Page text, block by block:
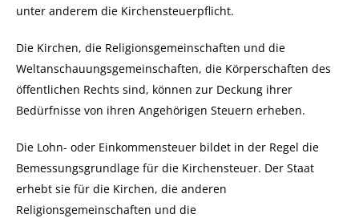
unter anderem die Kirchensteuerpflicht.
Die Kirchen, die Religionsgemeinschaften und die
Weltanschauungsgemeinschaften, die Körperschaften des
öffentlichen Rechts sind, können zur Deckung ihrer
Bedürfnisse von ihren Angehörigen Steuern erheben.
Die Lohn- oder Einkommensteuer bildet in der Regel die
Bemessungsgrundlage für die Kirchensteuer. Der Staat
erhebt sie für die Kirchen, die anderen
Religionsgemeinschaften und die